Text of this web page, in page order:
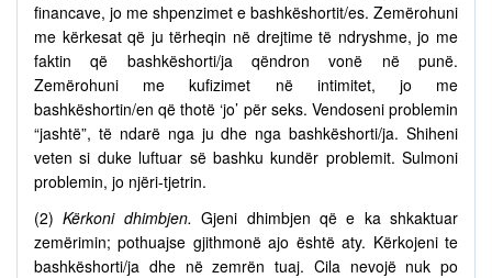
financave, jo me shpenzimet e bashkëshortit/es. Zemërohuni
me kërkesat që ju tërheqin në drejtime të ndryshme, jo me
faktin që bashkëshorti/ja qëndron vonë në punë.
Zemërohuni me kufizimet në intimitet, jo me
bashkëshortin/en që thotë ‘jo’ për seks. Vendoseni problemin
“jashtë”, të ndarë nga ju dhe nga bashkëshorti/ja. Shiheni
veten si duke luftuar së bashku kundër problemit. Sulmoni
problemin, jo njëri-tjetrin.
(2)Kërkoni dhimbjen. Gjeni dhimbjen që e ka shkaktuar
zemërimin; pothuajse gjithmonë ajo është aty. Kërkojeni te
bashkëshorti/ja dhe në zemrën tuaj. Cila nevojë nuk po